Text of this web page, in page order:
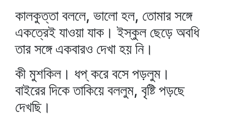
কালকুত্তা বললে, ভালো হল, তোমার সঙ্গে
একত্রেই যাওয়া যাক। ইস্কুল ছেড়ে অবধি
তার সঙ্গে একবারও দেখা হয় নি।
কী মুশকিল। ধপ্‌ করে বসে পড়লুম।
বাইরের দিকে তাকিয়ে বললুম, বৃষ্টি পড়ছে
দেখছি।